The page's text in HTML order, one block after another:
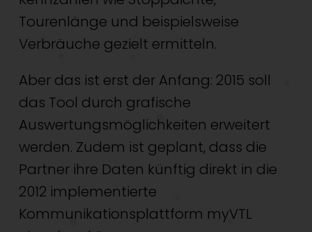
Tourenlänge und beispielsweise
Verbräuche gezielt ermitteln.
Aber das ist erst der Anfang: 2015 soll
das Tool durch grafische
Auswertungsmöglichkeiten erweitert
werden. Zudem ist geplant, dass die
Partner ihre Daten künftig direkt in die
2012 implementierte
Kommunikationsplattform myVTL